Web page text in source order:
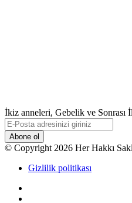
İkiz anneleri, Gebelik ve
E-
Posta
adresinizi
giriniz
© Copyright 2026 Her Hakkı
Gizlilik politikası